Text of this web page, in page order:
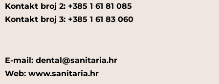
Kontakt broj 2: +385 1 61 81 085
Kontakt broj 3: +385 1 61 83 060
E-mail: dental@sanitaria.hr
Web: www.sanitaria.hr